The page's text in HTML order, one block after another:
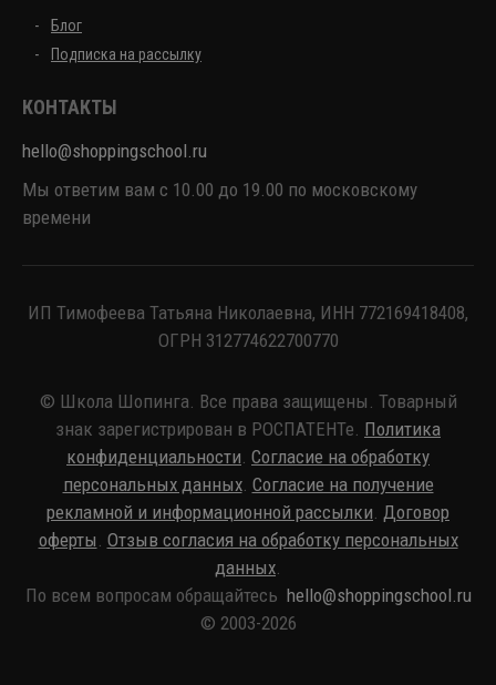
Блог
Подписка на рассылку
КОНТАКТЫ
hello@shoppingschool.ru
Мы ответим вам с 10.00 до 19.00 по московскому
времени
ИП Тимофеева Татьяна Николаевна, ИНН 772169418408,
ОГРН 312774622700770
© Школа Шопинга. Все права защищены. Товарный
знак зарегистрирован в РОСПАТЕНТе. Политика
конфиденциальности Согласие на обработку
персональных данных. Согласие на получение
рекламной и информационной рассылки Договор
оферты Отзыв согласия на обработку персональных
данных
По всем вопросам обращайтесь hello@shoppingschool.ru
© 2003-2026